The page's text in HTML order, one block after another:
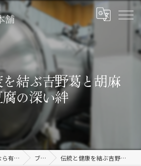
結ぶ吉野葛と胡麻
の深い絆
ごまとうふの専門店なら有限会社森下商店総本舗 ブログ 伝統と健康を結ぶ吉野葛と胡麻豆腐の深い絆